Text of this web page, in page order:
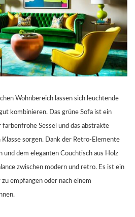
Wohnbereich lassen sich leuchtende
kombinieren. Das grüne Sofa ist ein
Sessel und das abstrakte
sorgen. Dank der Retro-Elemente
und dem eleganten Couchtisch aus Holz
zwischen modern und retro. Es ist ein
empfangen oder nach einem